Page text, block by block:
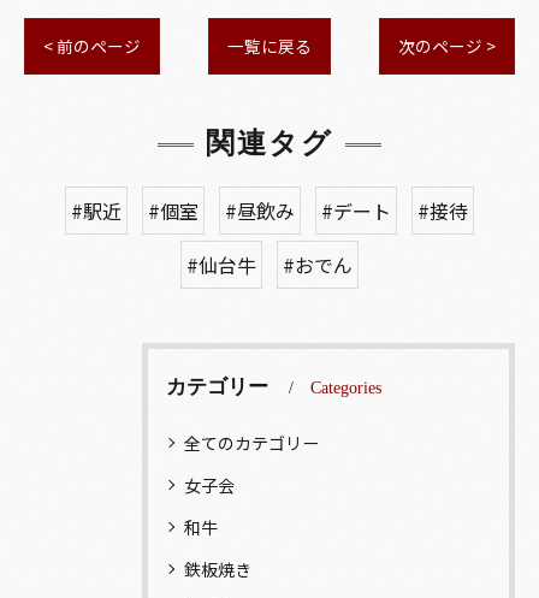
< 前のページ 一覧に戻る 次のページ >
関連タグ
#駅近 #個室 #昼飲み #デート
#接待
#仙台牛
#おでん
カテゴリー Categories
全てのカテゴリー
女子会
和牛
鉄板焼き